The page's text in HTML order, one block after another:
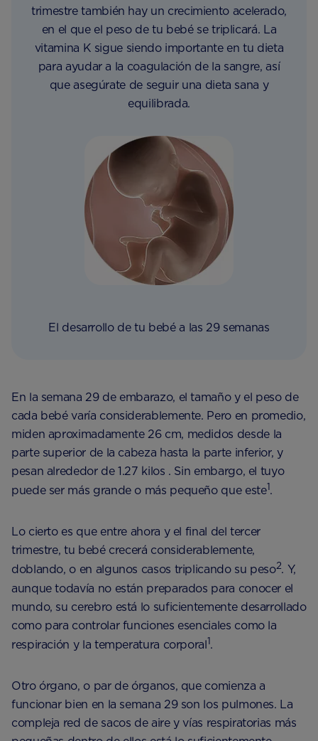
trimestre también hay un crecimiento acelerado,
en el que el peso de tu bebé se triplicará. La
vitamina K sigue siendo importante en tu dieta
para ayudar a la coagulación de la sangre, así
que asegúrate de seguir una dieta sana y
equilibrada.
El desarrollo de tu bebé a las 29 semanas
En la semana 29 de embarazo, el tamaño y el peso de
cada bebé varía considerablemente. Pero en promedio,
miden aproximadamente 26 cm, medidos desde la
parte superior de la cabeza hasta la parte inferior, y
pesan alrededor de 1.27 kilos . Sin embargo, el tuyo
puede ser más grande o más pequeño que este1.
Lo cierto es que entre ahora y el final del tercer
trimestre, tu bebé crecerá considerablemente,
doblando, o en algunos casos triplicando su peso2. Y,
aunque todavía no están preparados para conocer el
mundo, su cerebro está lo suficientemente desarrollado
como para controlar funciones esenciales como la
respiración y la temperatura corporal1.
Otro órgano, o par de órganos, que comienza a
funcionar bien en la semana 29 son los pulmones. La
compleja red de sacos de aire y vías respiratorias más